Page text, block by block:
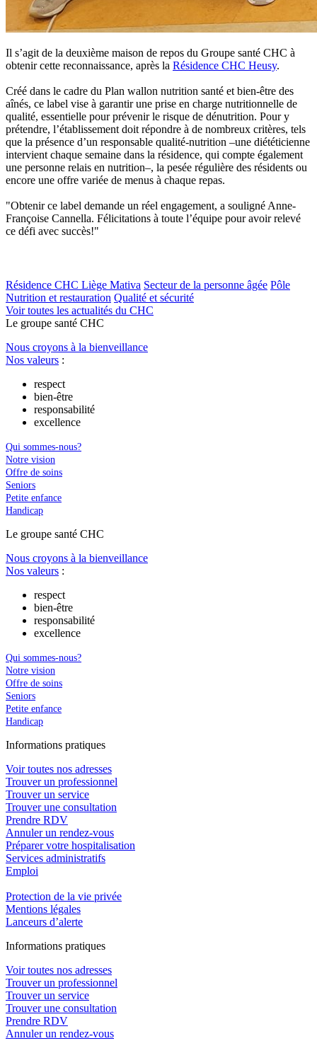
Il s’agit de la deuxième maison de repos du Groupe santé CHC à
obtenir cette reconnaissance, après la Résidence CHC Heusy.
Créé dans le cadre du Plan wallon nutrition santé et bien-être des
aînés, ce label vise à garantir une prise en charge nutritionnelle de
qualité, essentielle pour prévenir le risque de dénutrition. Pour y
prétendre, l’établissement doit répondre à de nombreux critères, tels
que la présence d’un responsable qualité-nutrition –une diététicienne
intervient chaque semaine dans la résidence, qui compte également
une personne relais en nutrition–, la pesée régulière des résidents ou
encore une offre variée de menus à chaque repas.
"Obtenir ce label demande un réel engagement, a souligné Anne-
Françoise Cannella. Félicitations à toute l’équipe pour avoir relevé
ce défi avec succès!"
Résidence CHC Liège Mativa Secteur de la personne âgée Pôle
Nutrition et restauration Qualité et sécurité
Voir toutes les actualités du CHC
Le groupe santé CHC
Nous croyons à la bienveillance
Nos valeurs :
respect
bien-être
responsabilité
excellence
Qui sommes-nous?
Notre vision
Offre de soins
Seniors
Petite enfance
Handicap
Le groupe santé CHC
Nous croyons à la bienveillance
Nos valeurs :
respect
bien-être
responsabilité
excellence
Qui sommes-nous?
Notre vision
Offre de soins
Seniors
Petite enfance
Handicap
Informations pratiques
Voir toutes nos adresses
Trouver un professionnel
Trouver un service
Trouver une consultation
Prendre RDV
Annuler un rendez-vous
Préparer votre hospitalisation
Services administratifs
Emploi​
Protection de la vie privée
Mentions légales
Lanceurs d’alerte
Informations pratiques
Voir toutes nos adresses
Trouver un professionnel
Trouver un service
Trouver une consultation
Prendre RDV
Annuler un rendez-vous